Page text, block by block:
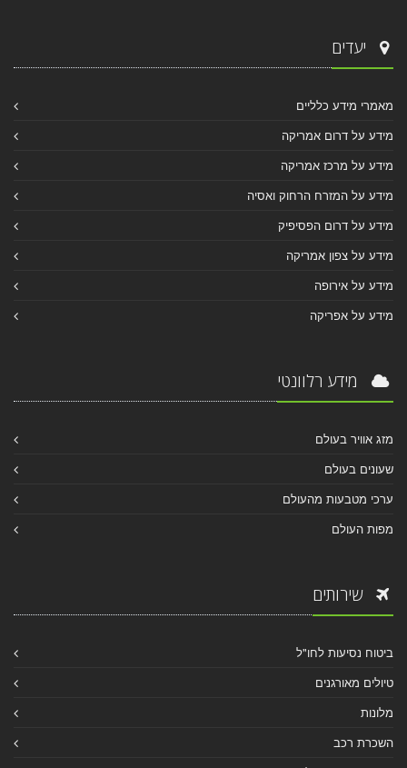
יעדים
מאמרי מידע כלליים
מידע על דרום אמריקה
מידע על מרכז אמריקה
מידע על המזרח הרחוק ואסיה
מידע על דרום הפסיפיק
מידע על צפון אמריקה
מידע על אירופה
מידע על אפריקה
מידע רלוונטי
מזג אוויר בעולם
שעונים בעולם
ערכי מטבעות מהעולם
מפות העולם
שירותים
ביטוח נסיעות לחו"ל
טיולים מאורגנים
מלונות
השכרת רכב